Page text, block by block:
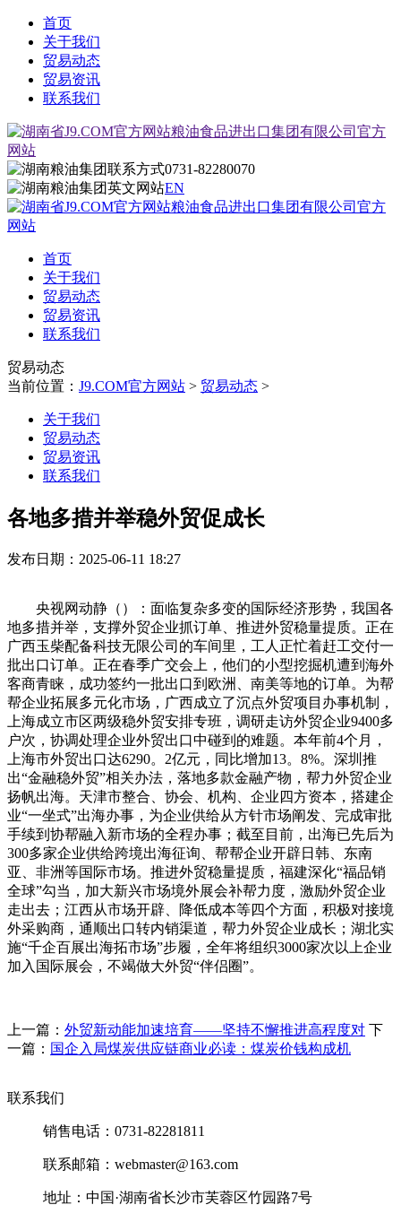
首页
关于我们
贸易动态
贸易资讯
联系我们
0731-82280070
EN
首页
关于我们
贸易动态
贸易资讯
联系我们
贸易动态
当前位置： J9.COM官方网站 > 贸易动态 >
关于我们
贸易动态
贸易资讯
联系我们
各地多措并举稳外贸促成长
发布日期：2025-06-11 18:27
央视网动静（）：面临复杂多变的国际经济形势，我国各
地多措并举，支撑外贸企业抓订单、推进外贸稳量提质。正在
广西玉柴配备科技无限公司的车间里，工人正忙着赶工交付一
批出口订单。正在春季广交会上，他们的小型挖掘机遭到海外
客商青睐，成功签约一批出口到欧洲、南美等地的订单。为帮
帮企业拓展多元化市场，广西成立了沉点外贸项目办事机制，
上海成立市区两级稳外贸安排专班，调研走访外贸企业9400多
户次，协调处理企业外贸出口中碰到的难题。本年前4个月，
上海市外贸出口达6290。2亿元，同比增加13。8%。深圳推
出“金融稳外贸”相关办法，落地多款金融产物，帮力外贸企业
扬帆出海。天津市整合、协会、机构、企业四方资本，搭建企
业“一坐式”出海办事，为企业供给从方针市场阐发、完成审批
手续到协帮融入新市场的全程办事；截至目前，出海已先后为
300多家企业供给跨境出海征询、帮帮企业开辟日韩、东南
亚、非洲等国际市场。推进外贸稳量提质，福建深化“福品销
全球”勾当，加大新兴市场境外展会补帮力度，激励外贸企业
走出去；江西从市场开辟、降低成本等四个方面，积极对接境
外采购商，通顺出口转内销渠道，帮力外贸企业成长；湖北实
施“千企百展出海拓市场”步履，全年将组织3000家次以上企业
加入国际展会，不竭做大外贸“伴侣圈”。
上一篇： 外贸新动能加速培育——坚持不懈推进高程度对 下
一篇： 国企入局煤炭供应链商业必读：煤炭价钱构成机
联系我们
销售电话：0731-82281811
联系邮箱：webmaster@163.com
地址：中国·湖南省长沙市芙蓉区竹园路7号